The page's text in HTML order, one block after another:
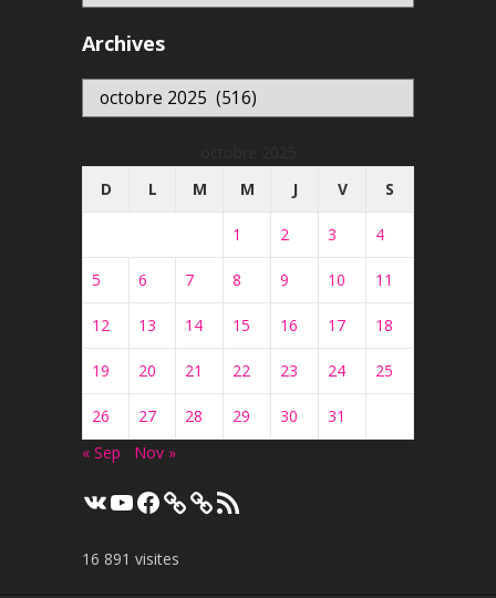
Archives
Archives
D
L M M J V S
1 2 3 4
5 6 7 8 9 10 11
12 13 14 15 16 17 18
19 20 21 22 23 24 25
26 27 28 29 30
31
« Sep
Nov »
VK YouTube
Facebook Flux
RSS
16 891 visites